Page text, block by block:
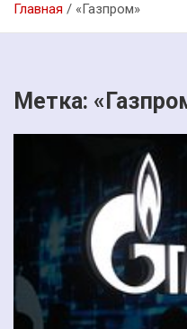
Главная «Газпром»
Метка: